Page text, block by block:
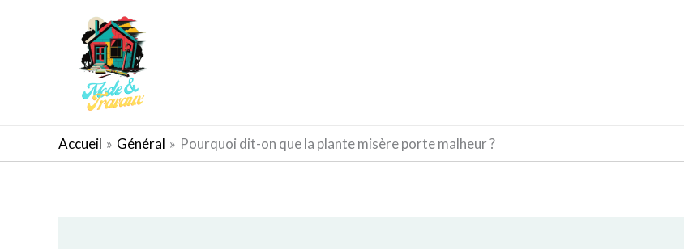
Accueil Général Pourquoi dit-on que la plante misère porte malheur ?